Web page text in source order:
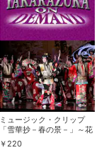
ミュージック・クリップ
「雪華抄－春の景－」～花
組『雪華抄』より～
￥220